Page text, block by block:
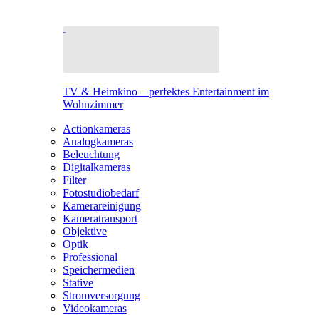
TV & Heimkino – perfektes Entertainment im
Wohnzimmer
Actionkameras
Analogkameras
Beleuchtung
Digitalkameras
Filter
Fotostudiobedarf
Kamerareinigung
Kameratransport
Objektive
Optik
Professional
Speichermedien
Stative
Stromversorgung
Videokameras